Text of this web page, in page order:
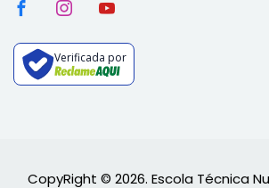
Verificada por
CopyRight © 2026. Escola Técnica